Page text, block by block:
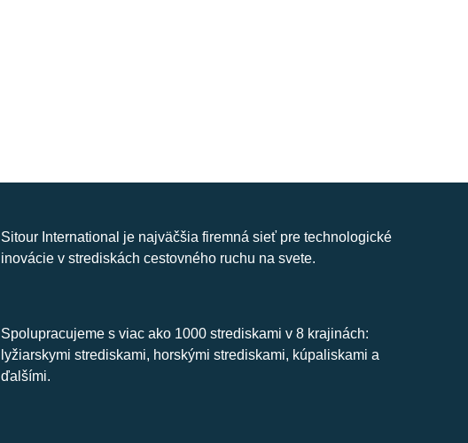
Sitour International je najväčšia firemná sieť pre technologické
inovácie v strediskách cestovného ruchu na svete.
Spolupracujeme s viac ako 1000 strediskami v 8 krajinách:
lyžiarskymi strediskami, horskými strediskami, kúpaliskami a
ďalšími.